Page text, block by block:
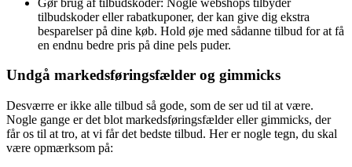
tilbudskoder eller rabatkuponer, der kan give dig ekstra
besparelser på dine køb. Hold øje med sådanne tilbud for at få
en endnu bedre pris på dine pels puder.
Undgå markedsføringsfælder og gimmicks
Desværre er ikke alle tilbud så gode, som de ser ud til at være.
Nogle gange er det blot markedsføringsfælder eller gimmicks, der
får os til at tro, at vi får det bedste tilbud. Her er nogle tegn, du skal
være opmærksom på: